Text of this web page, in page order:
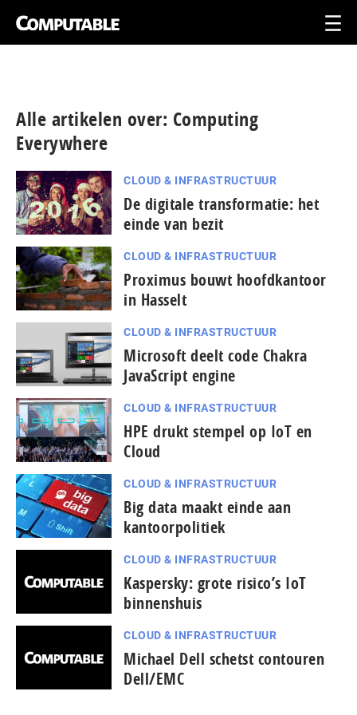
Alle artikelen over: Computing
Everywhere
CLOUD & INFRASTRUCTUUR
De digitale transformatie: het
einde van bezit
CLOUD & INFRASTRUCTUUR
Proximus bouwt hoofdkantoor
in Hasselt
CLOUD & INFRASTRUCTUUR
Microsoft deelt code Chakra
JavaScript engine
CLOUD & INFRASTRUCTUUR
HPE drukt stempel op IoT en
Cloud
CLOUD & INFRASTRUCTUUR
Big data maakt einde aan
kantoorpolitiek
CLOUD & INFRASTRUCTUUR
Kaspersky: grote risico’s IoT
binnenshuis
CLOUD & INFRASTRUCTUUR
Michael Dell schetst contouren
Dell/EMC
de
pagina